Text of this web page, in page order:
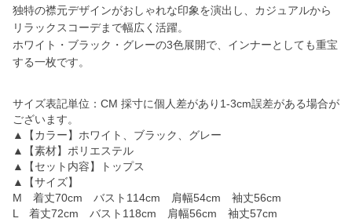
独特の襟元デザインがおしゃれな印象を演出し、カジュアルから
リラックスコーデまで幅広く活躍。
ホワイト・ブラック・グレーの3色展開で、インナーとしても重宝
する一枚です。
サイズ表記単位：CM 採寸に個人差があり1-3cm誤差がある場合が
ございます。
▲【カラー】ホワイト、ブラック、グレー
▲【素材】ポリエステル
▲【セット内容】トップス
▲【サイズ】
M 着丈70cm バスト114cm 肩幅54cm 袖丈56cm
L 着丈72cm バスト118cm 肩幅56cm 袖丈57cm